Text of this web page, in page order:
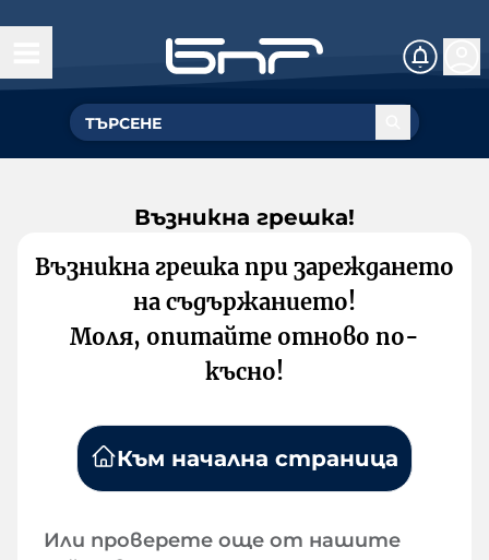
Възникна грешка!
Възникна грешка при зареждането
на съдържанието!
Моля, опитайте отново по-
късно!
Към начална страница
Или проверете още от нашите